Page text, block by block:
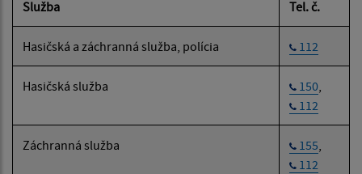
Služba Tel. č.
Hasičská a záchranná služba, polícia 112
Hasičská služba 150,
112
Záchranná služba 155,
112